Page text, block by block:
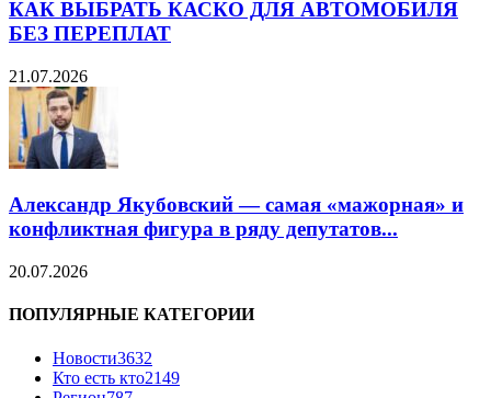
КАК ВЫБРАТЬ КАСКО ДЛЯ АВТОМОБИЛЯ
БЕЗ ПЕРЕПЛАТ
21.07.2026
Александр Якубовский — самая «мажорная» и
конфликтная фигура в ряду депутатов...
20.07.2026
ПОПУЛЯРНЫЕ КАТЕГОРИИ
Новости3632
Кто есть кто2149